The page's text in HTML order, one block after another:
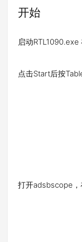
开始
启动
点击Start后按
打开adsbscope